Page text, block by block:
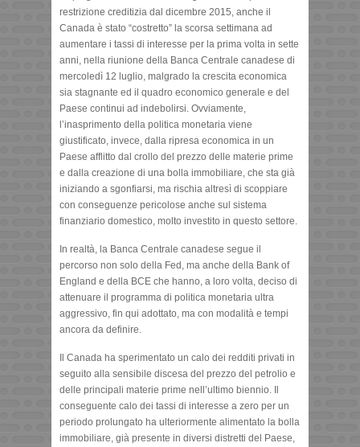
restrizione creditizia dal dicembre 2015, anche il
Canada è stato “costretto” la scorsa settimana ad
aumentare i tassi di interesse per la prima volta in sette
anni, nella riunione della Banca Centrale canadese di
mercoledì 12 luglio, malgrado la crescita economica
sia stagnante ed il quadro economico generale e del
Paese continui ad indebolirsi. Ovviamente,
l’inasprimento della politica monetaria viene
giustificato, invece, dalla ripresa economica in un
Paese afflitto dal crollo del prezzo delle materie prime
e dalla creazione di una bolla immobiliare, che sta già
iniziando a sgonfiarsi, ma rischia altresì di scoppiare
con conseguenze pericolose anche sul sistema
finanziario domestico, molto investito in questo settore.
In realtà, la Banca Centrale canadese segue il
percorso non solo della Fed, ma anche della Bank of
England e della BCE che hanno, a loro volta, deciso di
attenuare il programma di politica monetaria ultra
aggressivo, fin qui adottato, ma con modalità e tempi
ancora da definire.
Il Canada ha sperimentato un calo dei redditi privati in
seguito alla sensibile discesa del prezzo del petrolio e
delle principali materie prime nell’ultimo biennio. Il
conseguente calo dei tassi di interesse a zero per un
periodo prolungato ha ulteriormente alimentato la bolla
immobiliare, già presente in diversi distretti del Paese,